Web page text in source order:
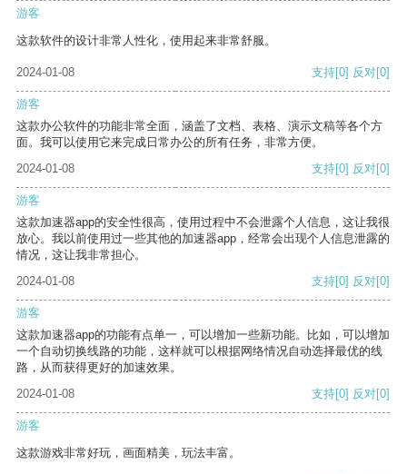
游客
这款软件的设计非常人性化，使用起来非常舒服。
2024-01-08 支持[0] 反对[0]
游客
这款办公软件的功能非常全面，涵盖了文档、表格、演示文稿等各个方
面。我可以使用它来完成日常办公的所有任务，非常方便。
2024-01-08
支持[0] 反对[0]
游客
这款加速器app的安全性很高，使用过程中不会泄露个人信息，这让我很
放心。我以前使用过一些其他的加速器app，经常会出现个人信息泄露的
情况，这让我非常担心。
2024-01-08
支持[0] 反对[0]
游客
这款加速器app的功能有点单一，可以增加一些新功能。比如，可以增加
一个自动切换线路的功能，这样就可以根据网络情况自动选择最优的线
路，从而获得更好的加速效果。
2024-01-08
支持[0] 反对[0]
游客
这款游戏非常好玩，画面精美，玩法丰富。